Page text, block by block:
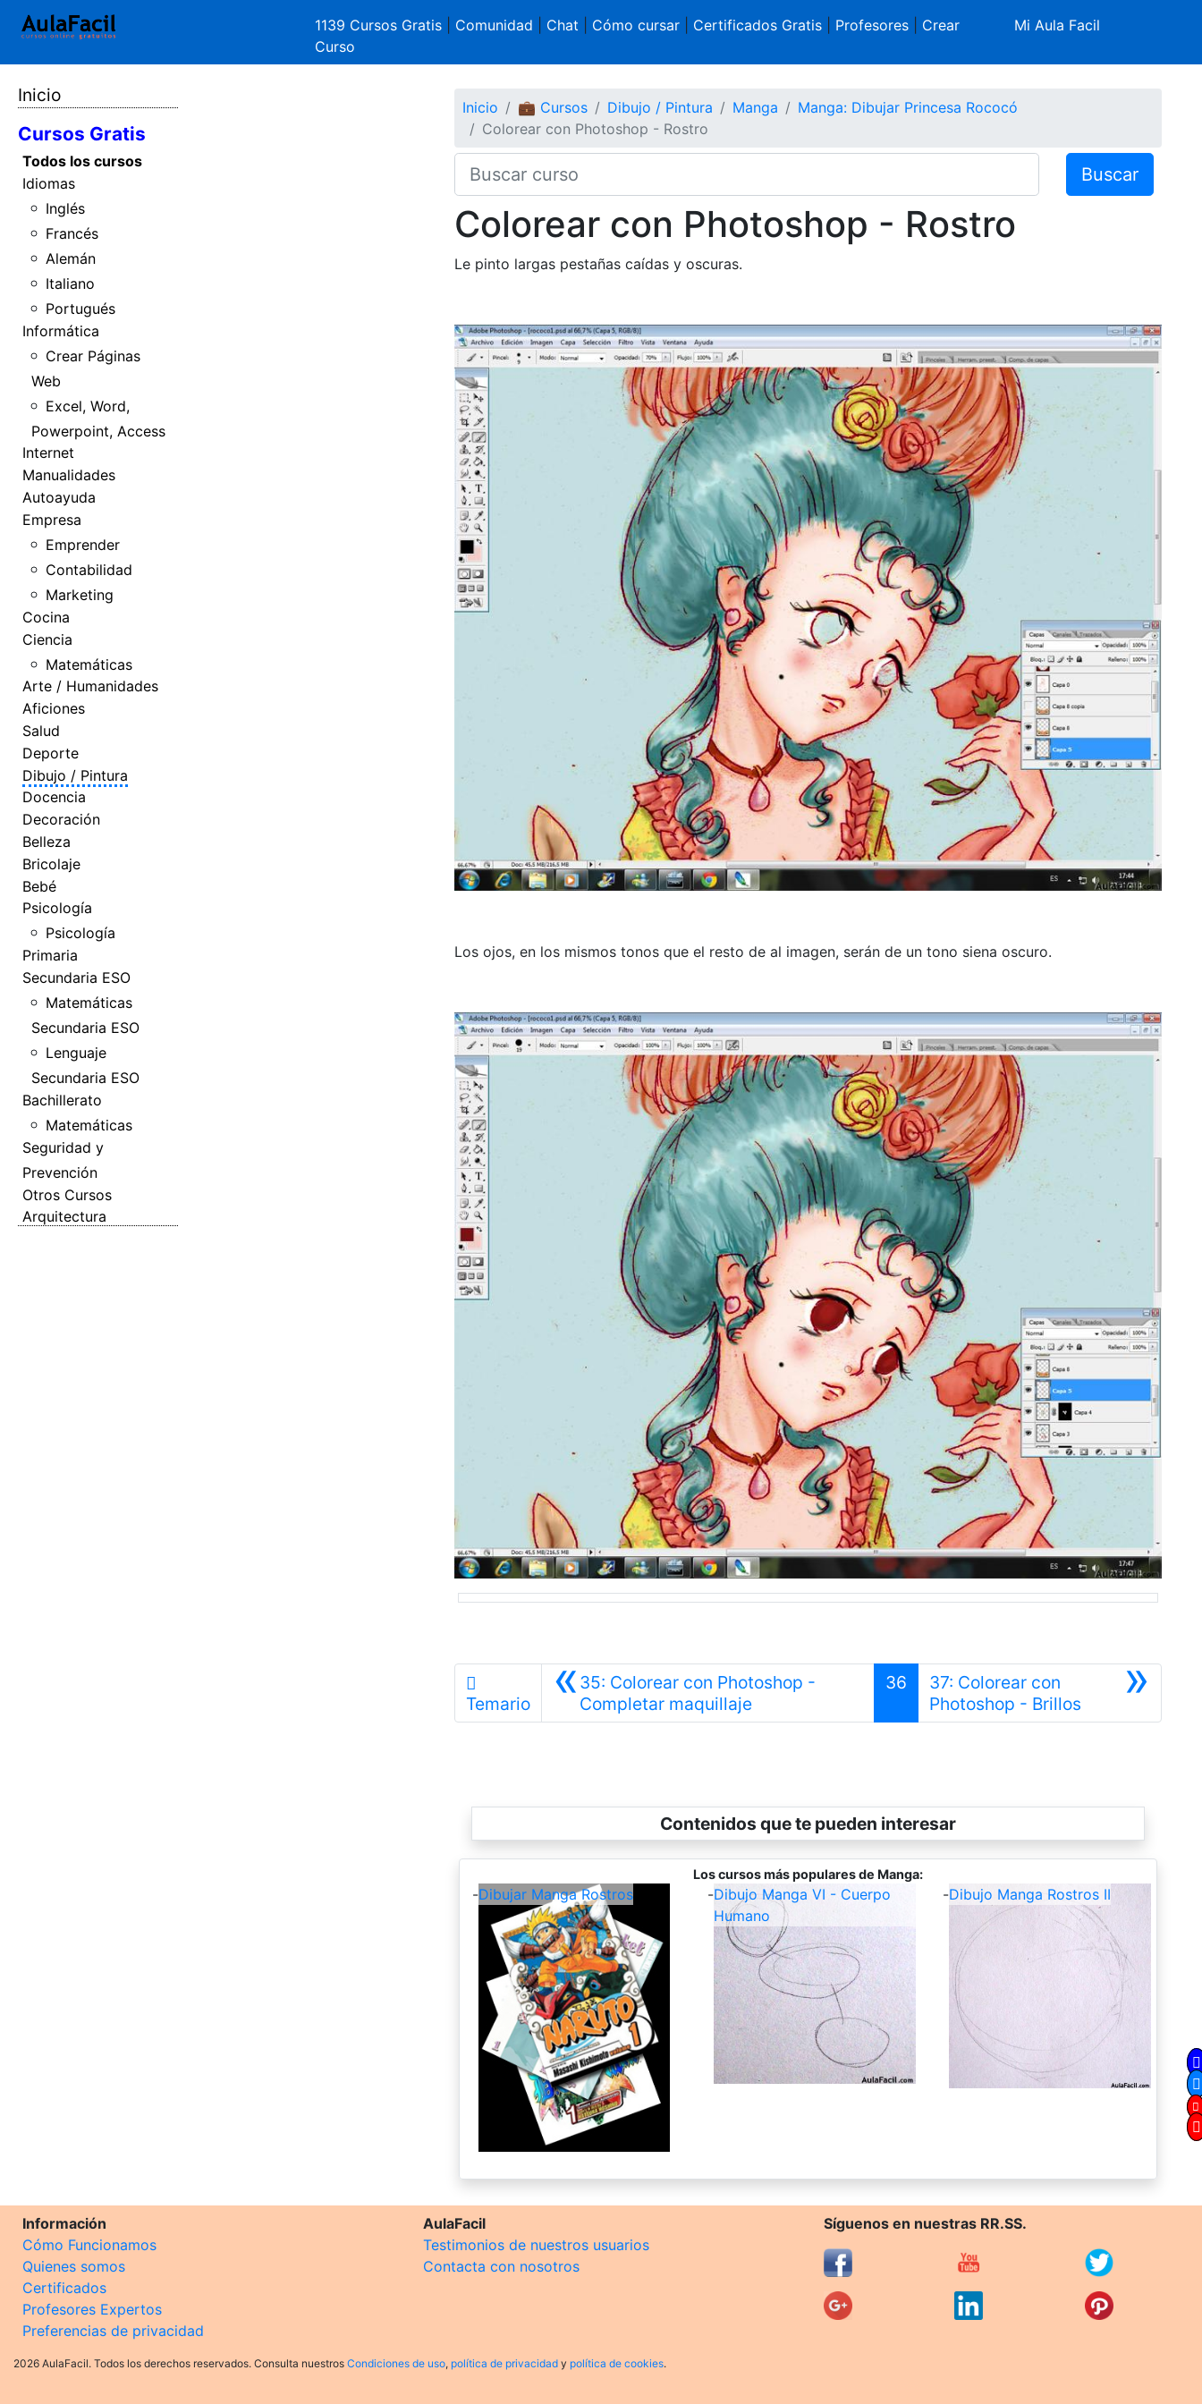
1139 Cursos Gratis Comunidad Chat Cómo cursar| Certificados Gratis| Profesores| Crear
Curso
Mi Aula Facil
Inicio
Cursos Gratis
Todos los cursos
Idiomas
Inglés
Francés
Alemán
Italiano
Portugués
Informática
Crear Páginas
Web
Excel, Word,
Powerpoint, Access
Internet
Manualidades
Autoayuda
Empresa
Emprender
Contabilidad
Marketing
Cocina
Ciencia
Matemáticas
Arte / Humanidades
Aficiones
Salud
Deporte
Dibujo / Pintura
Docencia
Decoración
Belleza
Bricolaje
Bebé
Psicología
Psicología
Primaria
Secundaria ESO
Matemáticas
Secundaria ESO
Lenguaje
Secundaria ESO
Bachillerato
Matemáticas
Seguridad y
Prevención
Otros Cursos
Arquitectura
Inicio 💼 Cursos Dibujo / Pintura Manga
Manga: Dibujar Princesa Rococó
Colorear con Photoshop - Rostro
Buscar
Colorear con Photoshop - Rostro
Le pinto largas pestañas caídas y oscuras.
Los ojos, en los mismos tonos que el resto de al imagen, serán de un tono siena oscuro.
Temario «35: Colorear con Photoshop -
Completar maquillajeAnterior
36 »
37: Colorear con
Photoshop - Brillos
Contenidos que te pueden interesar
Los cursos más populares de Manga:
-Dibujar Manga Rostros -Dibujo Manga VI - Cuerpo
Humano
-Dibujo Manga Rostros II
Información
Cómo Funcionamos
Quienes somos
Certificados
Profesores Expertos
Preferencias de privacidad
AulaFacil
Testimonios de nuestros usuarios
Contacta con nosotros
Síguenos en nuestras RR.SS.
2026 AulaFacil. Todos los derechos reservados. Consulta nuestros Condiciones de uso, política de privacidad y política de cookies.